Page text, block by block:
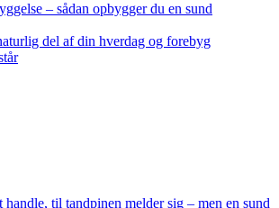
– sådan opbygger du en sund
del af din hverdag og forebyg
handle, til tandpinen melder sig – men en sund